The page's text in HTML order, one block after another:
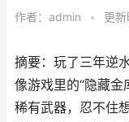
作者： admin • 更
摘要：玩了三年逆
像游戏里的“隐藏
稀有武器，忍不住